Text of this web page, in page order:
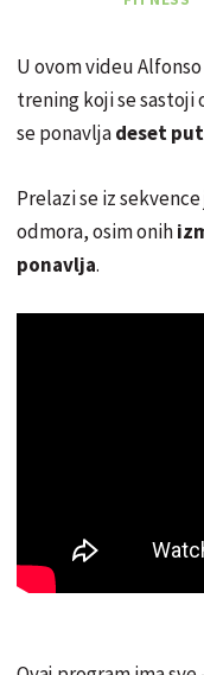
U ovom videu
trening koji se sastoji
se ponavljadeset
Prelazi se iz
odmora, osim onih
ponavlja.